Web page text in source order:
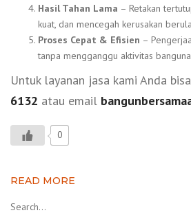
Hasil Tahan Lama – Retakan
kuat, dan mencegah kerusakan
Proses Cepat & Efisien –
tanpa mengganggu aktivitas
Untuk layanan jasa kami Anda
6132 atau email
0
READ MORE